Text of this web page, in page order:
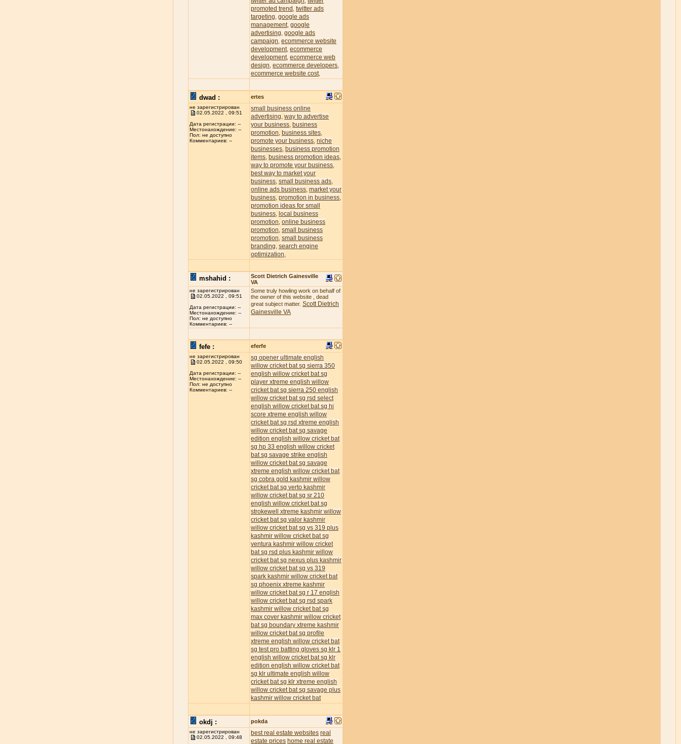
promoted trend twitter ads
targeting google ads
management, google
advertising google ads
campaign ecommerce website
development, ecommerce
development, ecommerce web
design ecommerce developers
ecommerce website cost,
dwad : ertes
не зарегистрирован
02.05.2022 , 09:51
Дата регистрации: --
Местонахождение: --
Пол: не доступно
Комментариев: --
small business online
advertising way to advertise
your business business
promotion business sites
promote your business niche
businesses business promotion
items business promotion ideas
way to promote your business
best way to market your
business small business ads
online ads business market your
business promotion in business
promotion ideas for small
business
local business
promotion online business
promotion small business
promotion small business
branding search engine
optimization
mshahid :
Scott Dietrich Gainesville
VA
не зарегистрирован
02.05.2022 , 09:51
Дата регистрации: --
Местонахождение: --
Пол: не доступно
Комментариев: --
Some truly howling work on behalf of
the owner of this website , dead
great subject matter. Scott Dietrich
Gainesville VA
fefe : eferfe
не зарегистрирован
02.05.2022 , 09:50
Дата регистрации: --
Местонахождение: --
Пол: не доступно
Комментариев: --
sg opener ultimate english
willow cricket batsg sierra 350
english willow cricket batsg
player xtreme english willow
cricket batsg sierra 250 english
willow cricket batsg rsd select
english willow cricket batsg hi
score xtreme english willow
cricket batsg rsd xtreme english
willow cricket batsg savage
edition english willow cricket bat
sg hp 33 english willow cricket
batsg savage strike english
willow cricket batsg savage
xtreme english willow cricket bat
sg cobra gold kashmir willow
cricket batsg verto kashmir
willow cricket batsg sr 210
english willow cricket batsg
strokewell xtreme kashmir willow
cricket batsg valor kashmir
willow cricket batsg vs 319 plus
kashmir willow cricket batsg
ventura kashmir willow cricket
batsg rsd plus kashmir willow
cricket batsg nexus plus kashmir
willow cricket batsg vs 319
spark kashmir willow cricket bat
sg phoenix xtreme kashmir
willow cricket batsg r 17 english
willow cricket batsg rsd spark
kashmir willow cricket batsg
max cover kashmir willow cricket
batsg boundary xtreme kashmir
willow cricket batsg profile
xtreme english willow cricket bat
sg test pro batting gloves sg klr 1
english willow cricket batsg klr
edition english willow cricket bat
sg klr ultimate english willow
cricket batsg klr xtreme english
willow cricket batsg savage plus
kashmir willow cricket bat
okdj : pokda
не зарегистрирован
02.05.2022 , 09:48
best real estate websites real
estate prices home real estate